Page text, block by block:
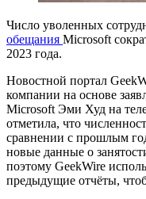
Число уволенных
обещания Microsoft
2023 года.
Новостной портал
компании на основе
Microsoft Эми Худ на
отметила, что
сравнении с прошлым
новые данные о
поэтому GeekWire
предыдущие отчёты,